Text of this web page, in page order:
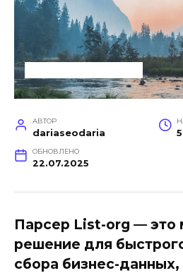
АВТОР
dariaseodaria
ОБНОВЛЕНО
22.07.2025
Парсер List-org — это
решение для
сбора бизнес-